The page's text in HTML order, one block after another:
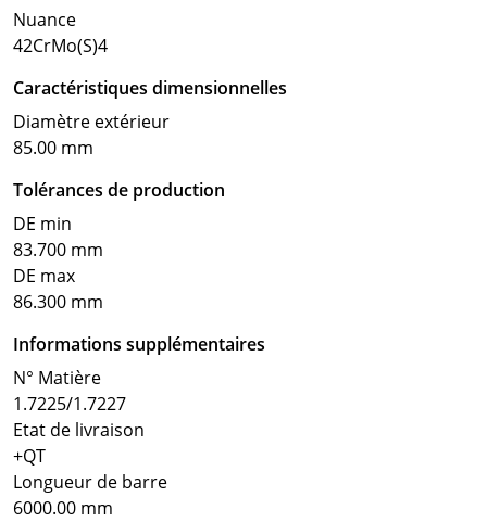
Nuance
42CrMo(S)4
Caractéristiques dimensionnelles
Diamètre extérieur
85.00 mm
Tolérances de production
DE min
83.700 mm
DE max
86.300 mm
Informations supplémentaires
N° Matière
1.7225/1.7227
Etat de livraison
+QT
Longueur de barre
6000.00 mm